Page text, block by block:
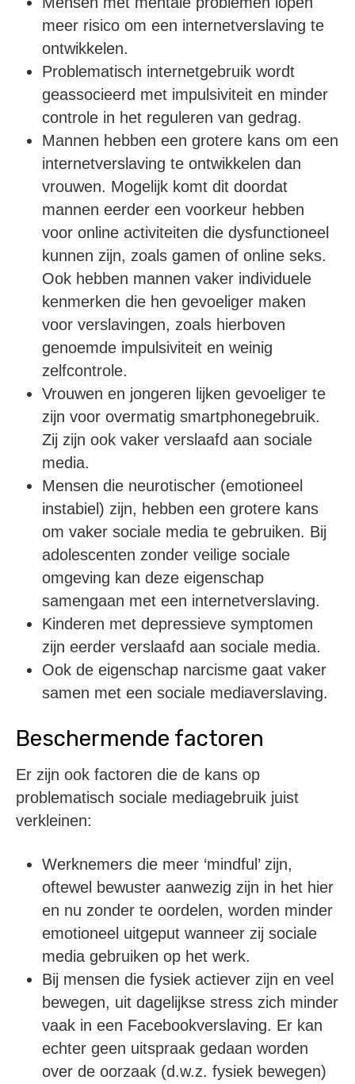
meer risico om een internetverslaving te
ontwikkelen.
Problematisch internetgebruik wordt
geassocieerd met impulsiviteit en minder
controle in het reguleren van gedrag.
Mannen hebben een grotere kans om een
internetverslaving te ontwikkelen dan
vrouwen. Mogelijk komt dit doordat
mannen eerder een voorkeur hebben
voor online activiteiten die dysfunctioneel
kunnen zijn, zoals gamen of online seks.
Ook hebben mannen vaker individuele
kenmerken die hen gevoeliger maken
voor verslavingen, zoals hierboven
genoemde impulsiviteit en weinig
zelfcontrole.
Vrouwen en jongeren lijken gevoeliger te
zijn voor overmatig smartphonegebruik.
Zij zijn ook vaker verslaafd aan sociale
media.
Mensen die neurotischer (emotioneel
instabiel) zijn, hebben een grotere kans
om vaker sociale media te gebruiken. Bij
adolescenten zonder veilige sociale
omgeving kan deze eigenschap
samengaan met een internetverslaving.
Kinderen met depressieve symptomen
zijn eerder verslaafd aan sociale media.
Ook de eigenschap narcisme gaat vaker
samen met een sociale mediaverslaving.
Beschermende factoren
Er zijn ook factoren die de kans op
problematisch sociale mediagebruik juist
verkleinen:
Werknemers die meer ‘mindful’ zijn,
oftewel bewuster aanwezig zijn in het hier
en nu zonder te oordelen, worden minder
emotioneel uitgeput wanneer zij sociale
media gebruiken op het werk.
Bij mensen die fysiek actiever zijn en veel
bewegen, uit dagelijkse stress zich minder
vaak in een Facebookverslaving. Er kan
echter geen uitspraak gedaan worden
over de oorzaak (d.w.z. fysiek bewegen)